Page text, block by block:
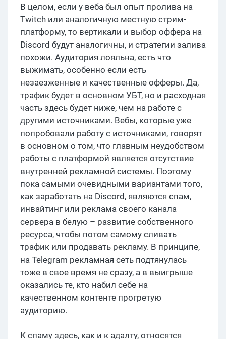
В целом, если у веба был опыт пролива на
Twitch или аналогичную местную стрим-
платформу, то вертикали и выбор оффера на
Discord будут аналогичны, и стратегии залива
похожи. Аудитория лояльна, есть что
выжимать, особенно если есть
незаезженные и качественные офферы. Да,
трафик будет в основном УБТ, но и расходная
часть здесь будет ниже, чем на работе с
другими источниками. Вебы, которые уже
попробовали работу с источниками, говорят
в основном о том, что главным неудобством
работы с платформой является отсутствие
внутренней рекламной системы. Поэтому
пока самыми очевидными вариантами того,
как заработать на Discord, являются спам,
инвайтинг или реклама своего канала
сервера в белую – развитие собственного
ресурса, чтобы потом самому сливать
трафик или продавать рекламу. В принципе,
на Telegram рекламная сеть подтянулась
тоже в свое время не сразу, а в выигрыше
оказались те, кто набил себе на
качественном контенте прогретую
аудиторию.
К спаму здесь, как и к адалту, относятся